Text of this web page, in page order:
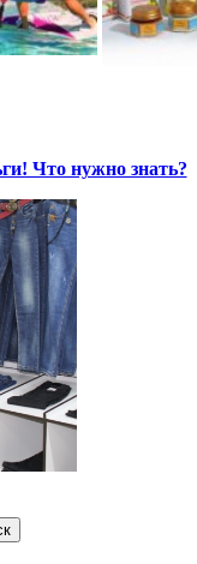
Что нужно знать?